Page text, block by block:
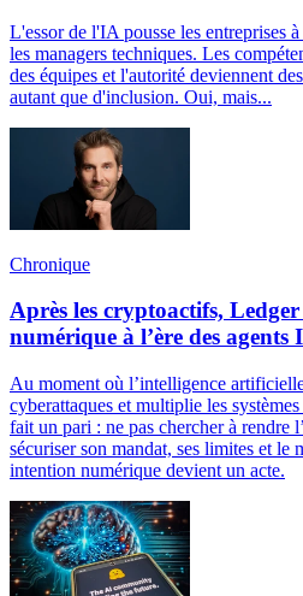
L'essor de l'IA pousse les entreprises
les managers techniques. Les
des équipes et l'autorité deviennent
autant que d'inclusion. Oui, mais...
Chronique
Après les cryptoactifs,
numérique à l’ère des agents
Au moment où l’intelligence
cyberattaques et multiplie les
fait un pari : ne pas chercher à rendre
sécuriser son mandat, ses limites et le
intention numérique devient un acte.